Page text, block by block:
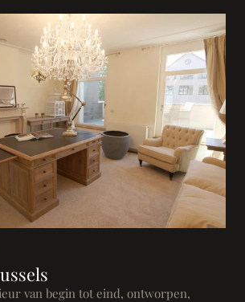
van begin tot eind, ontworpen,